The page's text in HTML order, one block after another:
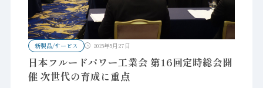
新製品/サービス 2015年5月27日
日本フルードパワー工業会 第16回定時総会開
催 次世代の育成に重点